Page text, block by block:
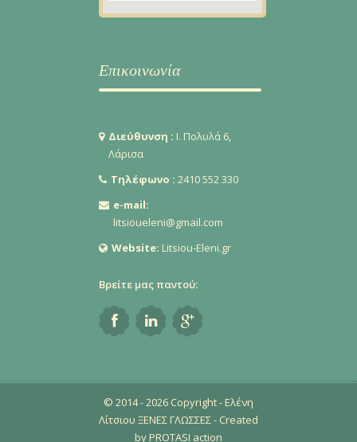
Επικοινωνία
Διεύθυνση : Ι. Πολυλά 6,
Λάρισα
Τηλέφωνο : 2410 552 330
e-mail:
litsioueleni@gmail.com
Website: Litsiou-Eleni.gr
Βρείτε μας παντού:
© 2014 -2026 Copyright - Ελένη
Λίτσιου ΞΕΝΕΣ ΓΛΩΣΣΕΣ - Created
byPROTASI action